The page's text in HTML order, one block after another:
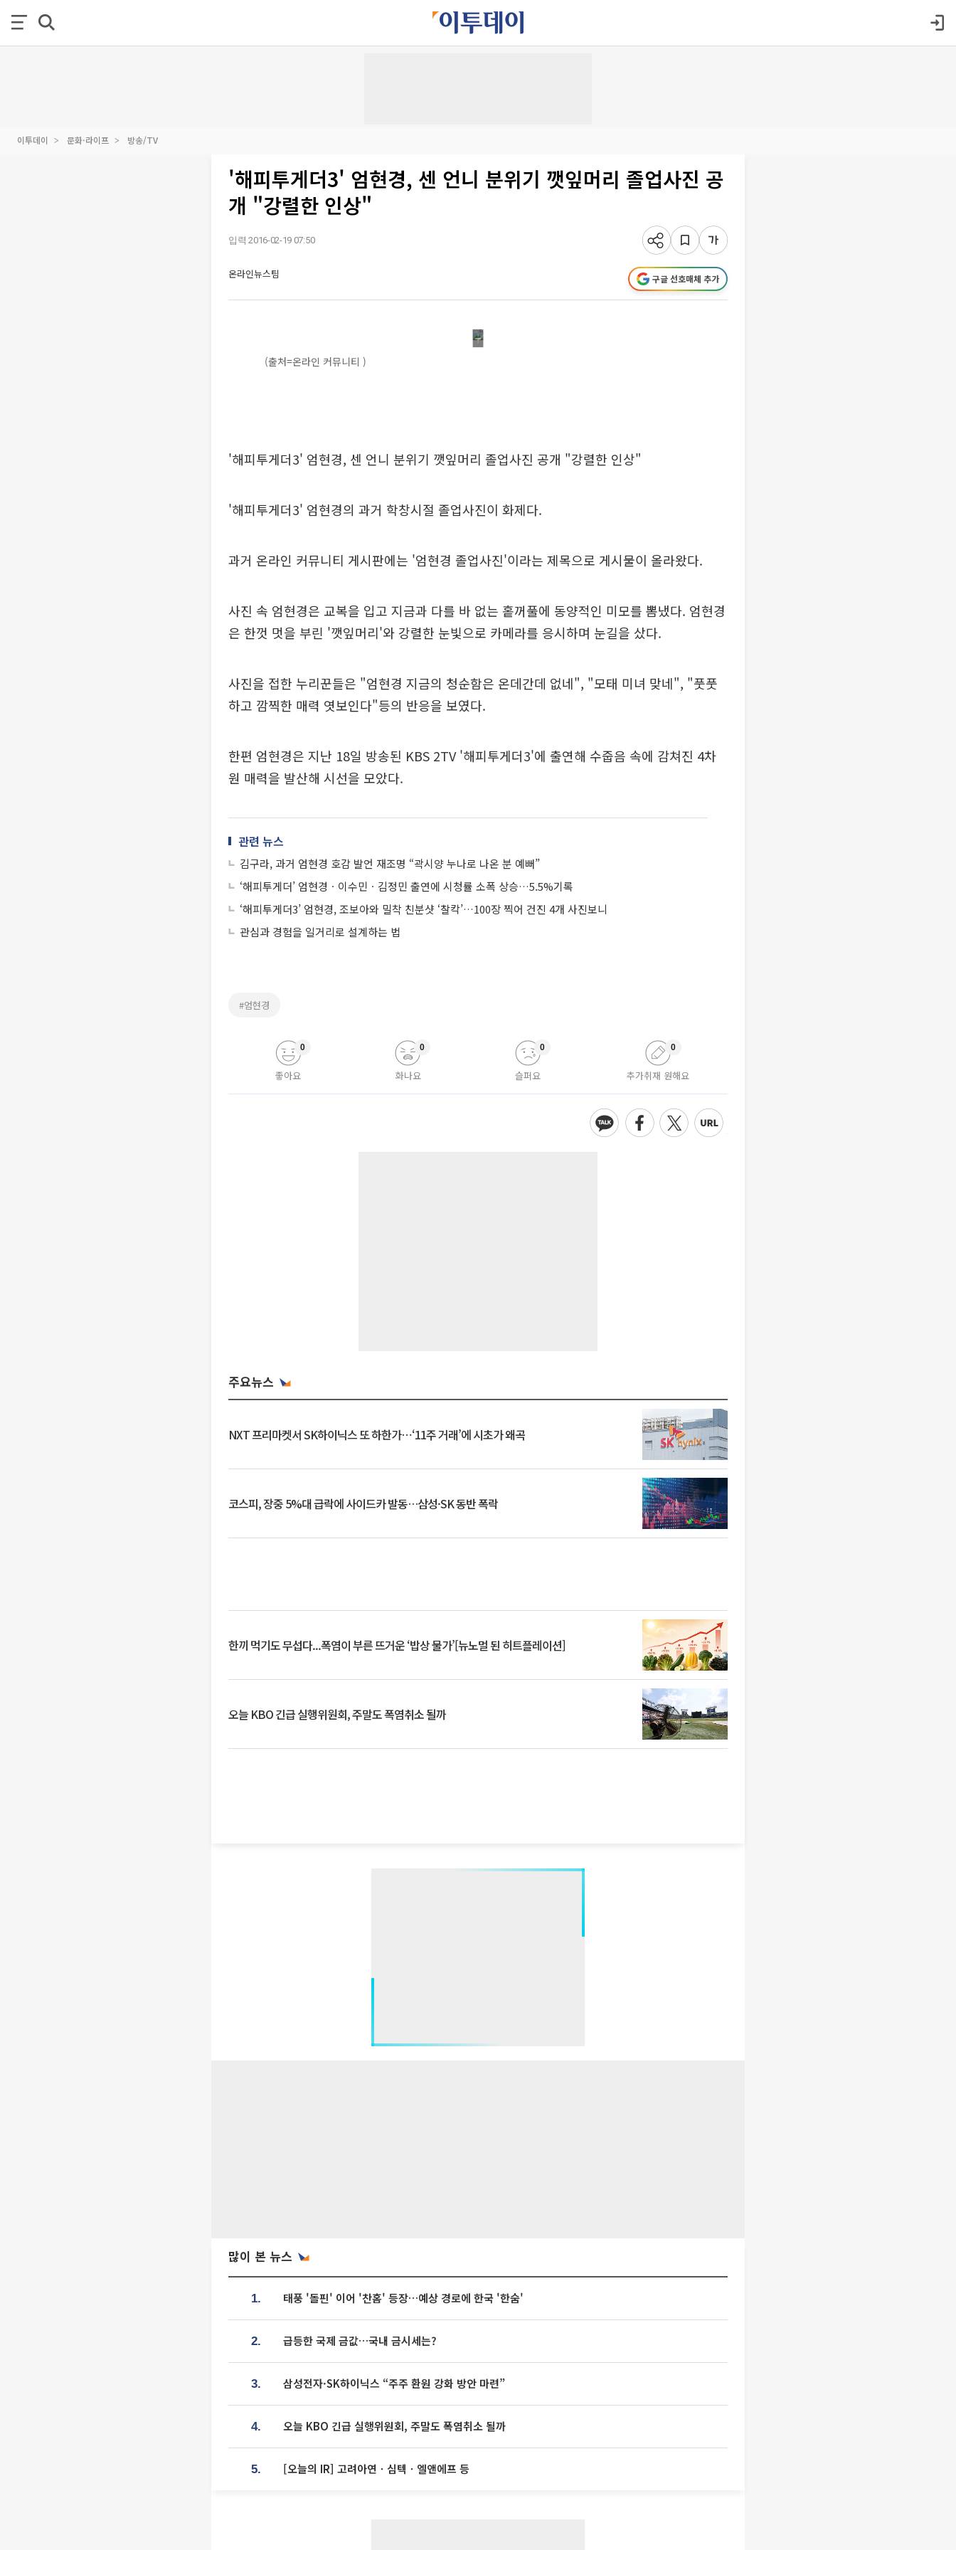
이투데이 문화·라이프 방송/TV
'해피투게더3' 엄현경, 센 언니 분위기 깻잎머리 졸업사진 공
개 "강렬한 인상"
입력 2016-02-19 07:50
온라인뉴스팀 구글 선호매체 추가
(출처=온라인 커뮤니티 )
'해피투게더3' 엄현경, 센 언니 분위기 깻잎머리 졸업사진 공개 "강렬한 인상"
'해피투게더3' 엄현경의 과거 학창시절 졸업사진이 화제다.
과거 온라인 커뮤니티 게시판에는 '엄현경 졸업사진'이라는 제목으로 게시물이 올라왔다.
사진 속 엄현경은 교복을 입고 지금과 다를 바 없는 홑꺼풀에 동양적인 미모를 뽐냈다. 엄현경
은 한껏 멋을 부린 '깻잎머리'와 강렬한 눈빛으로 카메라를 응시하며 눈길을 샀다.
사진을 접한 누리꾼들은 "엄현경 지금의 청순함은 온데간데 없네", "모태 미녀 맞네", "풋풋
하고 깜찍한 매력 엿보인다"등의 반응을 보였다.
한편 엄현경은 지난 18일 방송된 KBS 2TV '해피투게더3'에 출연해 수줍음 속에 감쳐진 4차
원 매력을 발산해 시선을 모았다.
관련 뉴스
김구라, 과거 엄현경 호감 발언 재조명 “곽시양 누나로 나온 분 예뻐”
‘해피투게더’ 엄현경ㆍ이수민ㆍ김정민 출연에 시청률 소폭 상승…5.5%기록
‘해피투게더3’ 엄현경, 조보아와 밀착 친분샷 ‘찰칵’…100장 찍어 건진 4개 사진보니
관심과 경험을 일거리로 설계하는 법
#엄현경
좋아요
0
화나요
0
슬퍼요
0
추가취재 원해요
0
주요뉴스
NXT 프리마켓서 SK하이닉스 또 하한가⋯‘11주 거래’에 시초가 왜곡
코스피, 장중 5%대 급락에 사이드카 발동…삼성·SK 동반 폭락
한끼 먹기도 무섭다...폭염이 부른 뜨거운 ‘밥상 물가’[뉴노멀 된 히트플레이션]
오늘 KBO 긴급 실행위원회, 주말도 폭염취소 될까
많이 본 뉴스
1. 태풍 '돌핀' 이어 '찬홈' 등장…예상 경로에 한국 '한숨'
2. 급등한 국제 금값…국내 금시세는?
3. 삼성전자·SK하이닉스 “주주 환원 강화 방안 마련”
4. 오늘 KBO 긴급 실행위원회, 주말도 폭염취소 될까
5. [오늘의 IR] 고려아연ㆍ심텍ㆍ엘앤에프 등